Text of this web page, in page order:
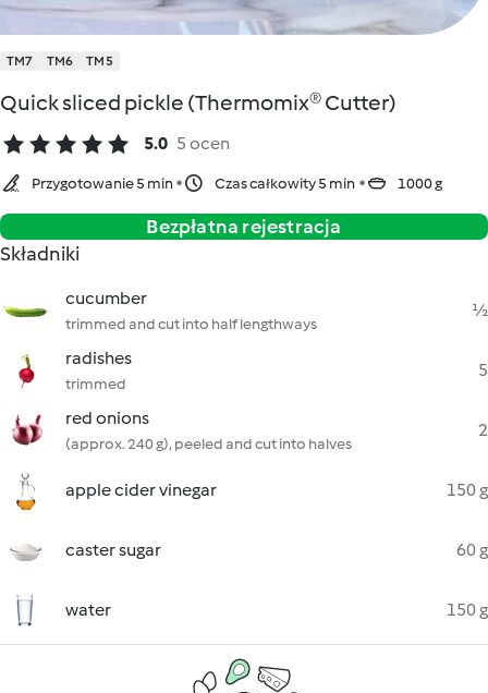
TM7 TM6 TM5
Quick sliced pickle (Thermomix® Cutter)
5.0 5 ocen
Przygotowanie 5 min Czas całkowity 5 min 1000 g
Bezpłatna rejestracja
Składniki
cucumber
trimmed and cut into half lengthways
½
radishes
trimmed
5
red onions
(approx. 240 g), peeled and cut into halves
2
apple cider vinegar 150 g
caster sugar 60 g
water 150 g